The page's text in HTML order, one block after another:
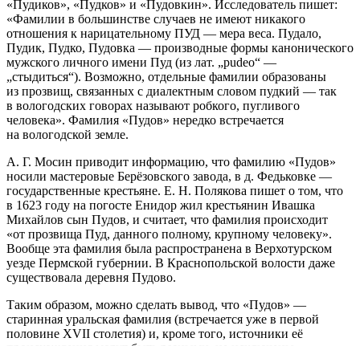
«Пудиков», «Пудков» и «Пудовкин». Исследователь пишет:
«Фамилии в большинстве случаев не имеют никакого
отношения к нарицательному ПУД — мера веса. Пудало,
Пудик, Пудко, Пудовка — производные формы канонического
мужского личного имени Пуд (из лат. „рudeo“ —
„стыдиться“). Возможно, отдельные фамилии образованы
из прозвищ, связанных с диалектным словом пудкий — так
в вологодских говорах называют робкого, пугливого
человека». Фамилия «Пудов» нередко встречается
на вологодской земле.
А. Г. Мосин приводит информацию, что фамилию «Пудов»
носили мастеровые Берёзовского завода, в д. Федьковке —
государственные крестьяне. Е. Н. Полякова пишет о том, что
в 1623 году на погосте Енидор жил крестьянин Ивашка
Михайлов сын Пудов, и считает, что фамилия происходит
«от прозвища Пуд, данного полному, крупному человеку».
Вообще эта фамилия была распространена в Верхотурском
уезде Пермской губернии. В Краснопольской волости даже
существовала деревня Пудово.
Таким образом, можно сделать вывод, что «Пудов» —
старинная уральская фамилия (встречается уже в первой
половине XVII столетия) и, кроме того, источники её